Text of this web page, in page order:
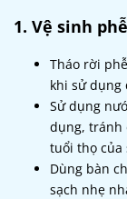
1. Vệ sinh
Tháo rời
khi sử dụng
Sử dụng
dụng, tránh
tuổi thọ của
Dùng bàn
sạch nhẹ